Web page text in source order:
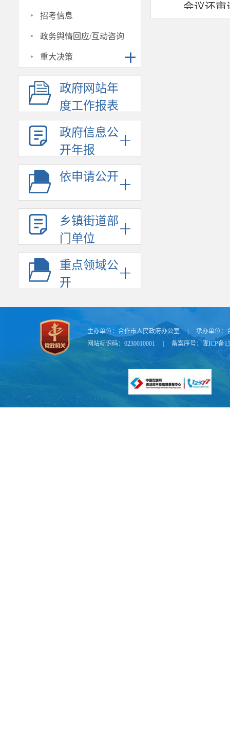
· 招考信息
· 政务舆情回应/互动咨询
· 重大决策
政府网站年
度工作报表
政府信息公
开年报
依申请公开
乡镇街道部
门单位
重点领域公
开
会议还审
市政府
主办单位： 合作市人民政府办公室 承办单位：
网站标识码：6230010001
备案序号：陇ICP备